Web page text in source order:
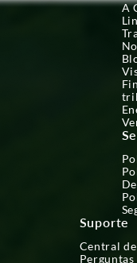
A
Suporte
Central